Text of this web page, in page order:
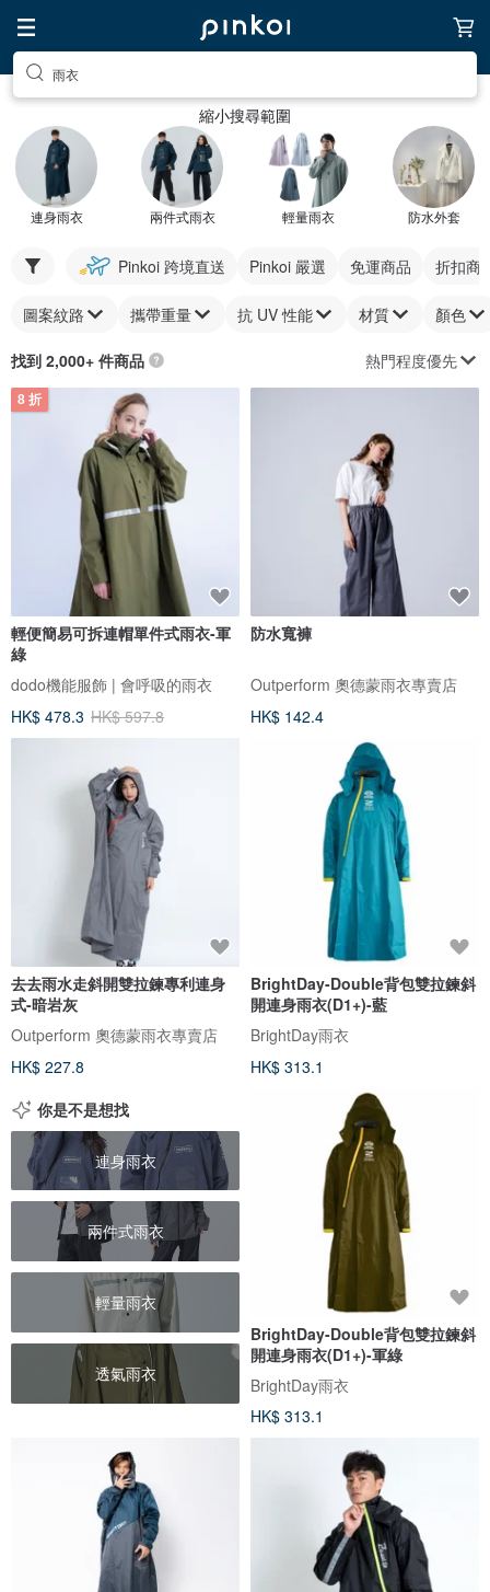
雨衣
縮小搜尋範圍
連身雨衣 兩件式雨衣 輕量雨衣 防水外套
Pinkoi 跨境直送 Pinkoi 嚴選 免運商品 折扣商
圖案紋路 攜帶重量 抗 UV 性能 材質 顏色
找到 2,000+ 件商品 熱門程度優先
8 折
輕便簡易可拆連帽單件式雨衣-軍
綠
dodo機能服飾 | 會呼吸的雨衣
HK$ 478.3 HK$ 597.8
防水寬褲
Outperform 奧德蒙雨衣專賣店
HK$ 142.4
去去雨水走斜開雙拉鍊專利連身
式-暗岩灰
Outperform 奧德蒙雨衣專賣店
HK$ 227.8
BrightDay-Double背包雙拉鍊斜
開連身雨衣(D1+)-藍
BrightDay雨衣
HK$ 313.1
你是不是想找
連身雨衣
兩件式雨衣
輕量雨衣
透氣雨衣
BrightDay-Double背包雙拉鍊斜
開連身雨衣(D1+)-軍綠
BrightDay雨衣
HK$ 313.1